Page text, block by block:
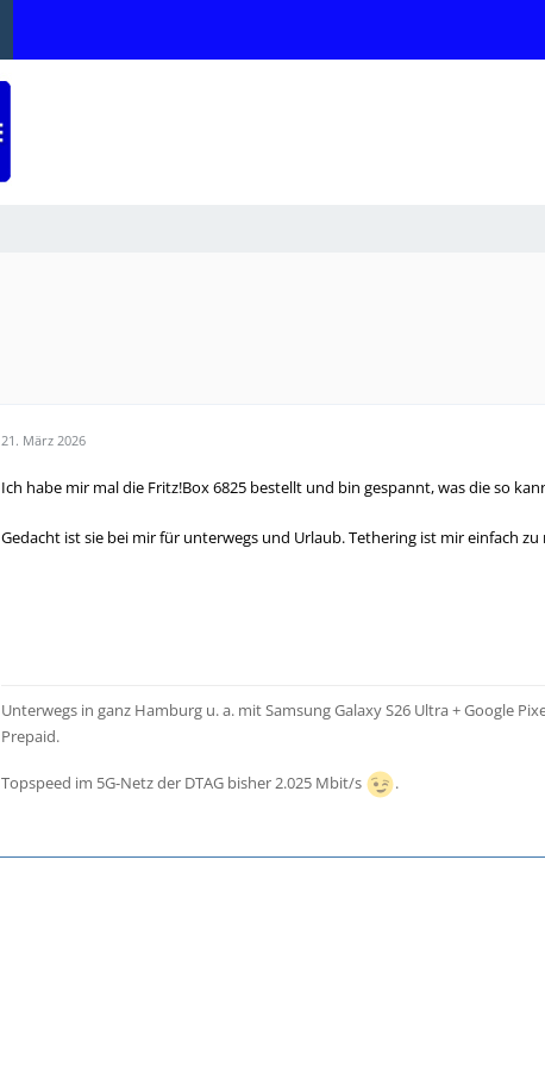
21. März 2026
Ich habe mir mal die Fritz!Box 6825 bestellt und bin gespannt, was die so
Gedacht ist sie bei mir für unterwegs und Urlaub. Tethering ist mir einfach
Unterwegs in ganz Hamburg u. a. mit Samsung Galaxy S26 Ultra + Google
Prepaid.
Topspeed im 5G-Netz der DTAG bisher 2.025 Mbit/s .